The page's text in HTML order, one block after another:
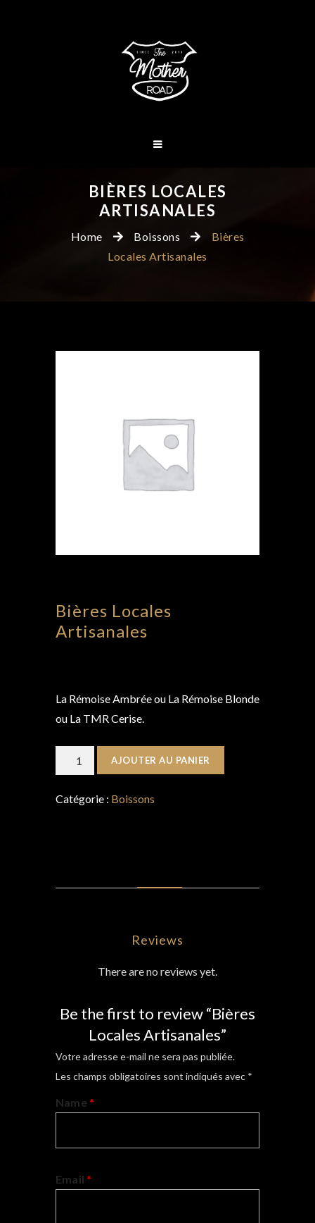
BIÈRES LOCALES
ARTISANALES
Home Boissons
Bières
Locales Artisanales
Bières Locales
Artisanales
La Rémoise Ambrée ou La Rémoise Blonde
ou La TMR Cerise.
quantité
de
Bières
AJOUTER AU PANIER
Catégorie : Boissons
Reviews
There are no reviews yet.
Be the first to review “Bières
Locales Artisanales”
Votre adresse e-mail ne sera pas publiée.
Les champs obligatoires sont indiqués avec *
Name *
Email *